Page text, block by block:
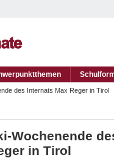
des Internats Max Reger in Tirol
Wochenende
in Tirol